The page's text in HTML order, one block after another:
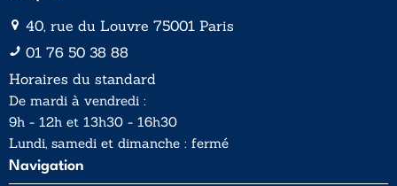
40, rue du Louvre 75001 Paris
01 76 50 38 88
Horaires du standard
De mardi à vendredi :
9h - 12h et 13h30 - 16h30
Lundi, samedi et dimanche : fermé
Navigation